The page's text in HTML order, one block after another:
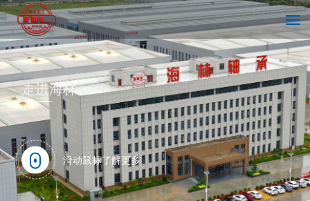
首页
走进海林
技术中心
走进海林
滑动鼠标了解更多